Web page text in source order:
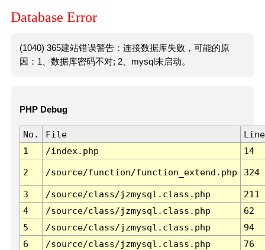
Database Error
(1040) 365建站错误警告：连接数据库失败，可能的原
因：1、数据库密码不对; 2、mysql未启动。
PHP Debug
No. File
Line
1
/index.php 14
2 /source/function/function_extend.php 324
3 /source/class/jzmysql.class.php
211
4
/source/class/jzmysql.class.php
62
5
/source/class/jzmysql.class.php
94
6
/source/class/jzmysql.class.php 76